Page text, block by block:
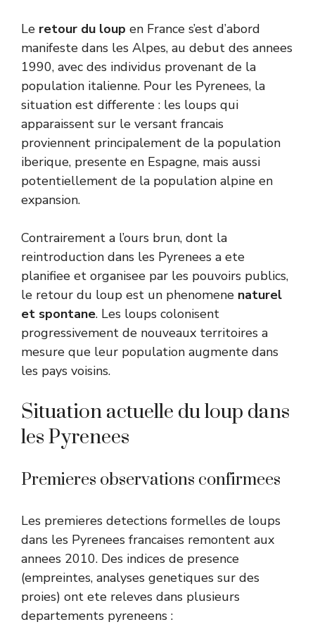
Le retour du loup en France s’est d’abord
manifeste dans les Alpes, au debut des annees
1990, avec des individus provenant de la
population italienne. Pour les Pyrenees, la
situation est differente : les loups qui
apparaissent sur le versant francais
proviennent principalement de la population
iberique, presente en Espagne, mais aussi
potentiellement de la population alpine en
expansion.
Contrairement a l’ours brun, dont la
reintroduction dans les Pyrenees a ete
planifiee et organisee par les pouvoirs publics,
le retour du loup est un phenomene naturel
et spontane. Les loups colonisent
progressivement de nouveaux territoires a
mesure que leur population augmente dans
les pays voisins.
Situation actuelle du loup dans
les Pyrenees
Premieres observations confirmees
Les premieres detections formelles de loups
dans les Pyrenees francaises remontent aux
annees 2010. Des indices de presence
(empreintes, analyses genetiques sur des
proies) ont ete releves dans plusieurs
departements pyreneens :